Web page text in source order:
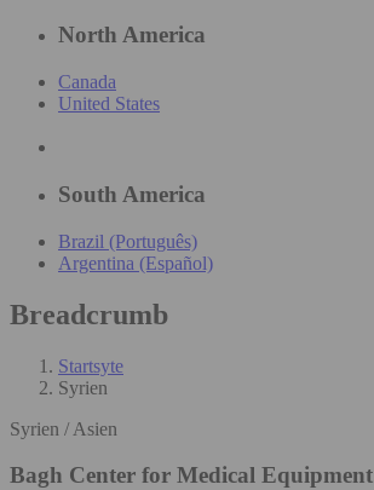
North America
Canada
United States
South America
Brazil (Português)
Argentina (Español)
Breadcrumb
Startsyte
Syrien
Syrien / Asien
Bagh Center for Medical Equipment